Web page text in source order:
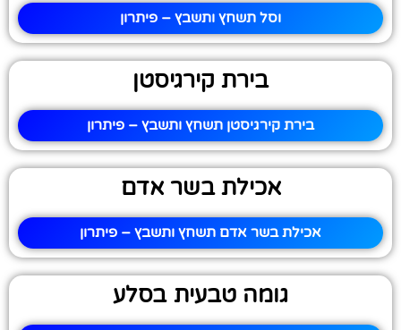
וסל תשחץ ותשבץ – פיתרון
בירת קירגיסטן
בירת קירגיסטן תשחץ ותשבץ – פיתרון
אכילת בשר אדם
אכילת בשר אדם תשחץ ותשבץ – פיתרון
גומה טבעית בסלע